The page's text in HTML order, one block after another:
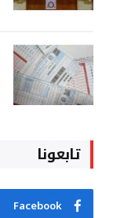
تابعونا
Facebook